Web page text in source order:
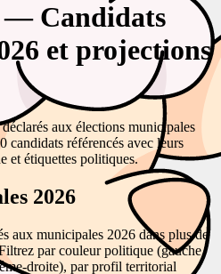
— Candidats
et projections
aux élections municipales
candidats référencés avec leurs
et étiquettes politiques.
2026
aux municipales 2026 dans plus de
par couleur politique (gauche,
droite), par profil territorial